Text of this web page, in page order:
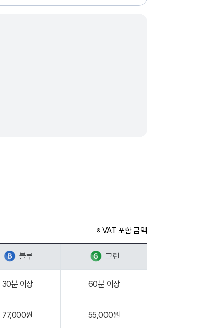
※ VAT 포함 금액
블루 그린
30분 이상 60분 이상
77,000원 55,000원